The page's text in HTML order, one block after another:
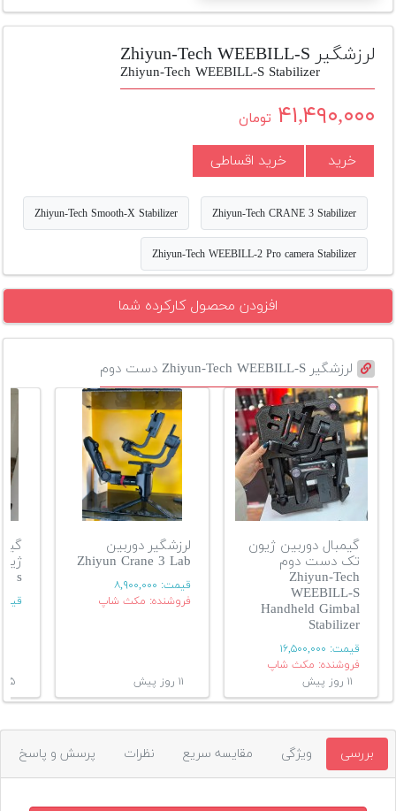
تجهیزات
مکث
پلاس
محصول
دست
لیست
قیمت
دوربین
بله
لرزشگیر Zhiyun-Tech WEEBILL-S
Zhiyun-Tech WEEBILL-S Stabilizer
۴۱,۴۹۰,۰۰۰ تومان
خرید خرید اقساطی
Zhiyun-Tech CRANE 3 Stabilizer
Zhiyun-Tech Smooth-X Stabilizer
Zhiyun-Tech WEEBILL-2 Pro camera Stabilizer
افزودن محصول کارکرده شما
لرزشگیر Zhiyun-Tech WEEBILL-S دست دوم
گیمبال دوربین ژیون
تک دست دوم
Zhiyun-Tech
WEEBILL-S
Handheld Gimbal
Stabilizer
قیمت: ۱۶,۵۰۰,۰۰۰
فروشنده: مکث شاپ
۱۱ روز پیش
لرزشگیر دوربین
Zhiyun Crane 3 Lab
قیمت: ۸,۹۰۰,۰۰۰
فروشنده: مکث شاپ
۱۱ روز پیش
s
۱۵ روز پیش
بررسی ویژگی مقایسه سریع نظرات پرسش و پاسخ